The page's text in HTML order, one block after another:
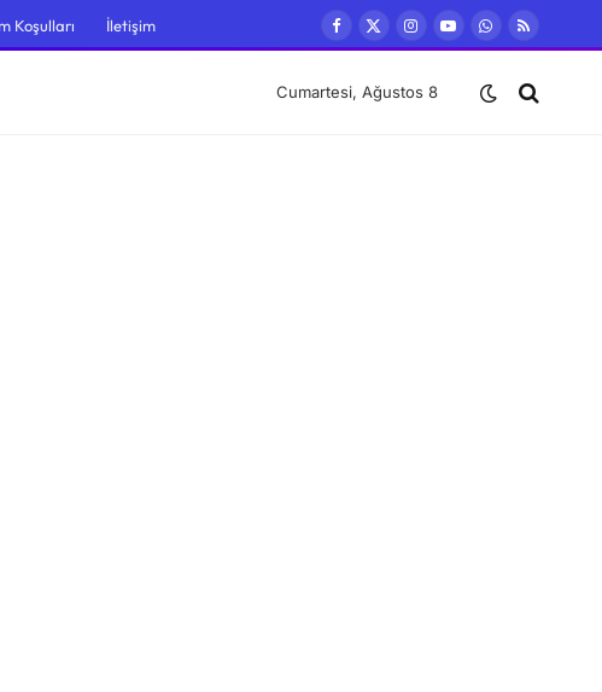
Koşulları İletişim
Facebook
X
Instagram
YouTubeWhatsApp
RSS
Cumartesi, Ağustos 8